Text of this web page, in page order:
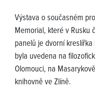
Výstava o současném
Memorial, které v Rusku
panelů je dvorní
byla uvedena na
Olomouci, na
knihovně ve Zlíně.